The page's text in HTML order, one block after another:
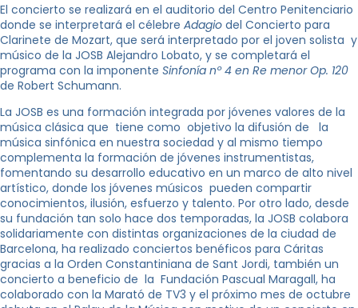
El concierto se realizará en el auditorio del Centro Penitenciario
donde se interpretará el célebre Adagio del Concierto para
Clarinete de Mozart, que será interpretado por el joven solista y
músico de la JOSB Alejandro Lobato, y se completará el
programa con la imponente Sinfonía nº 4 en Re menor Op. 120
de Robert Schumann.
La JOSB es una formación integrada por jóvenes valores de la
música clásica que tiene como objetivo la difusión de la
música sinfónica en nuestra sociedad y al mismo tiempo
complementa la formación de jóvenes instrumentistas,
fomentando su desarrollo educativo en un marco de alto nivel
artístico, donde los jóvenes músicos pueden compartir
conocimientos, ilusión, esfuerzo y talento. Por otro lado, desde
su fundación tan solo hace dos temporadas, la JOSB colabora
solidariamente con distintas organizaciones de la ciudad de
Barcelona, ha realizado conciertos benéficos para Cáritas
gracias a la Orden Constantiniana de Sant Jordi, también un
concierto a beneficio de la Fundación Pascual Maragall, ha
colaborado con la Marató de TV3 y el próximo mes de octubre